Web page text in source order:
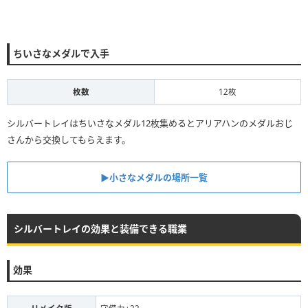
ちいさなメダルで入手
枚数 12枚
シルバートレイはちいさなメダル12枚集めるとアリアハンのメダルおじ
さんから交換してもらえます。
▶︎小さなメダルの場所一覧
シルバートレイの効果と装備できる職業
効果